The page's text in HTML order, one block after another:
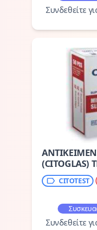
Συνδεθείτε
(CITOGLAS)
(0302-0002)
CITOTEST
Συνδεθείτε